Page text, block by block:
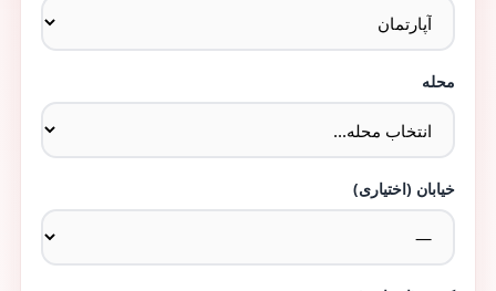
محله
خیابان (اختیاری)